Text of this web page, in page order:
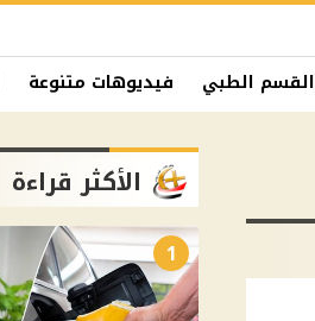
القسم الطبي فيديوهات متنوعة
الأكثر قراءة
1